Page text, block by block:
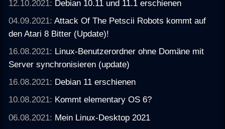
12.10.2021: Debian 10.11 und 11.1 erschienen
04.09.2021:Attack Of The Petscii Robots kommt auf
den Atari 8 Bitter (Update)!
16.08.2021: Linux-Benutzerordner ohne Domäne mit
Server synchronisieren (update)
16.08.2021: Debian 11 erschienen
10.08.2021: Kommt elementary OS 6?
06.08.2021: Mein Linux-Desktop 2021